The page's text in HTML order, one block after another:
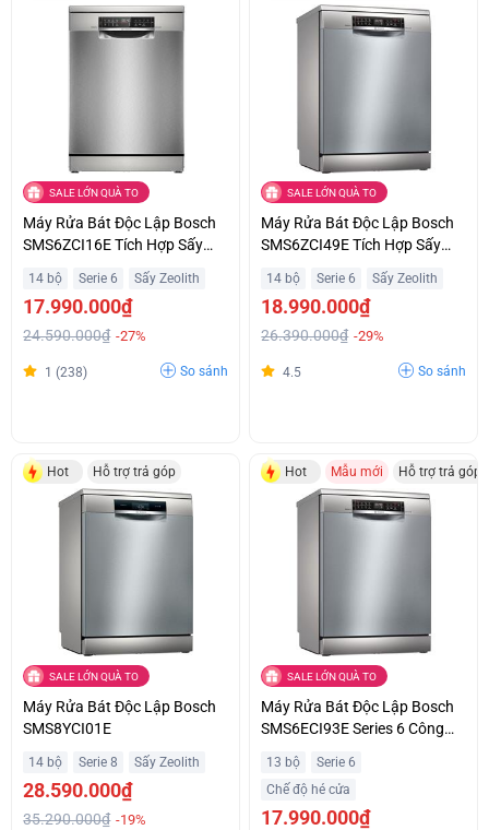
SALE LỚN QUÀ TO
Máy Rửa Bát Độc Lập Bosch
SMS6ZCI16E Tích Hợp Sấy
Góp
14 bộ Serie 6 Sấy Zeolith
17.990.000₫
24.590.000₫ -27%
1 (238) So sánh
SALE LỚN QUÀ TO
Máy Rửa Bát Độc Lập Bosch
SMS6ZCI49E Tích Hợp Sấy
Góp
14 bộ Serie 6 Sấy Zeolith
18.990.000₫
26.390.000₫ -29%
4.5 So sánh
Hot Hỗ trợ trả góp
SALE LỚN QUÀ TO
Máy Rửa Bát Độc Lập Bosch
SMS8YCI01E
14 bộ Serie 8 Sấy Zeolith
28.590.000₫
35.290.000₫ -19%
Hot Mẫu mới Hỗ trợ trả góp
SALE LỚN QUÀ TO
Máy Rửa Bát Độc Lập Bosch
SMS6ECI93E Series 6 Công
13 bộ
Serie 6
Chế độ hé cửa
17.990.000₫